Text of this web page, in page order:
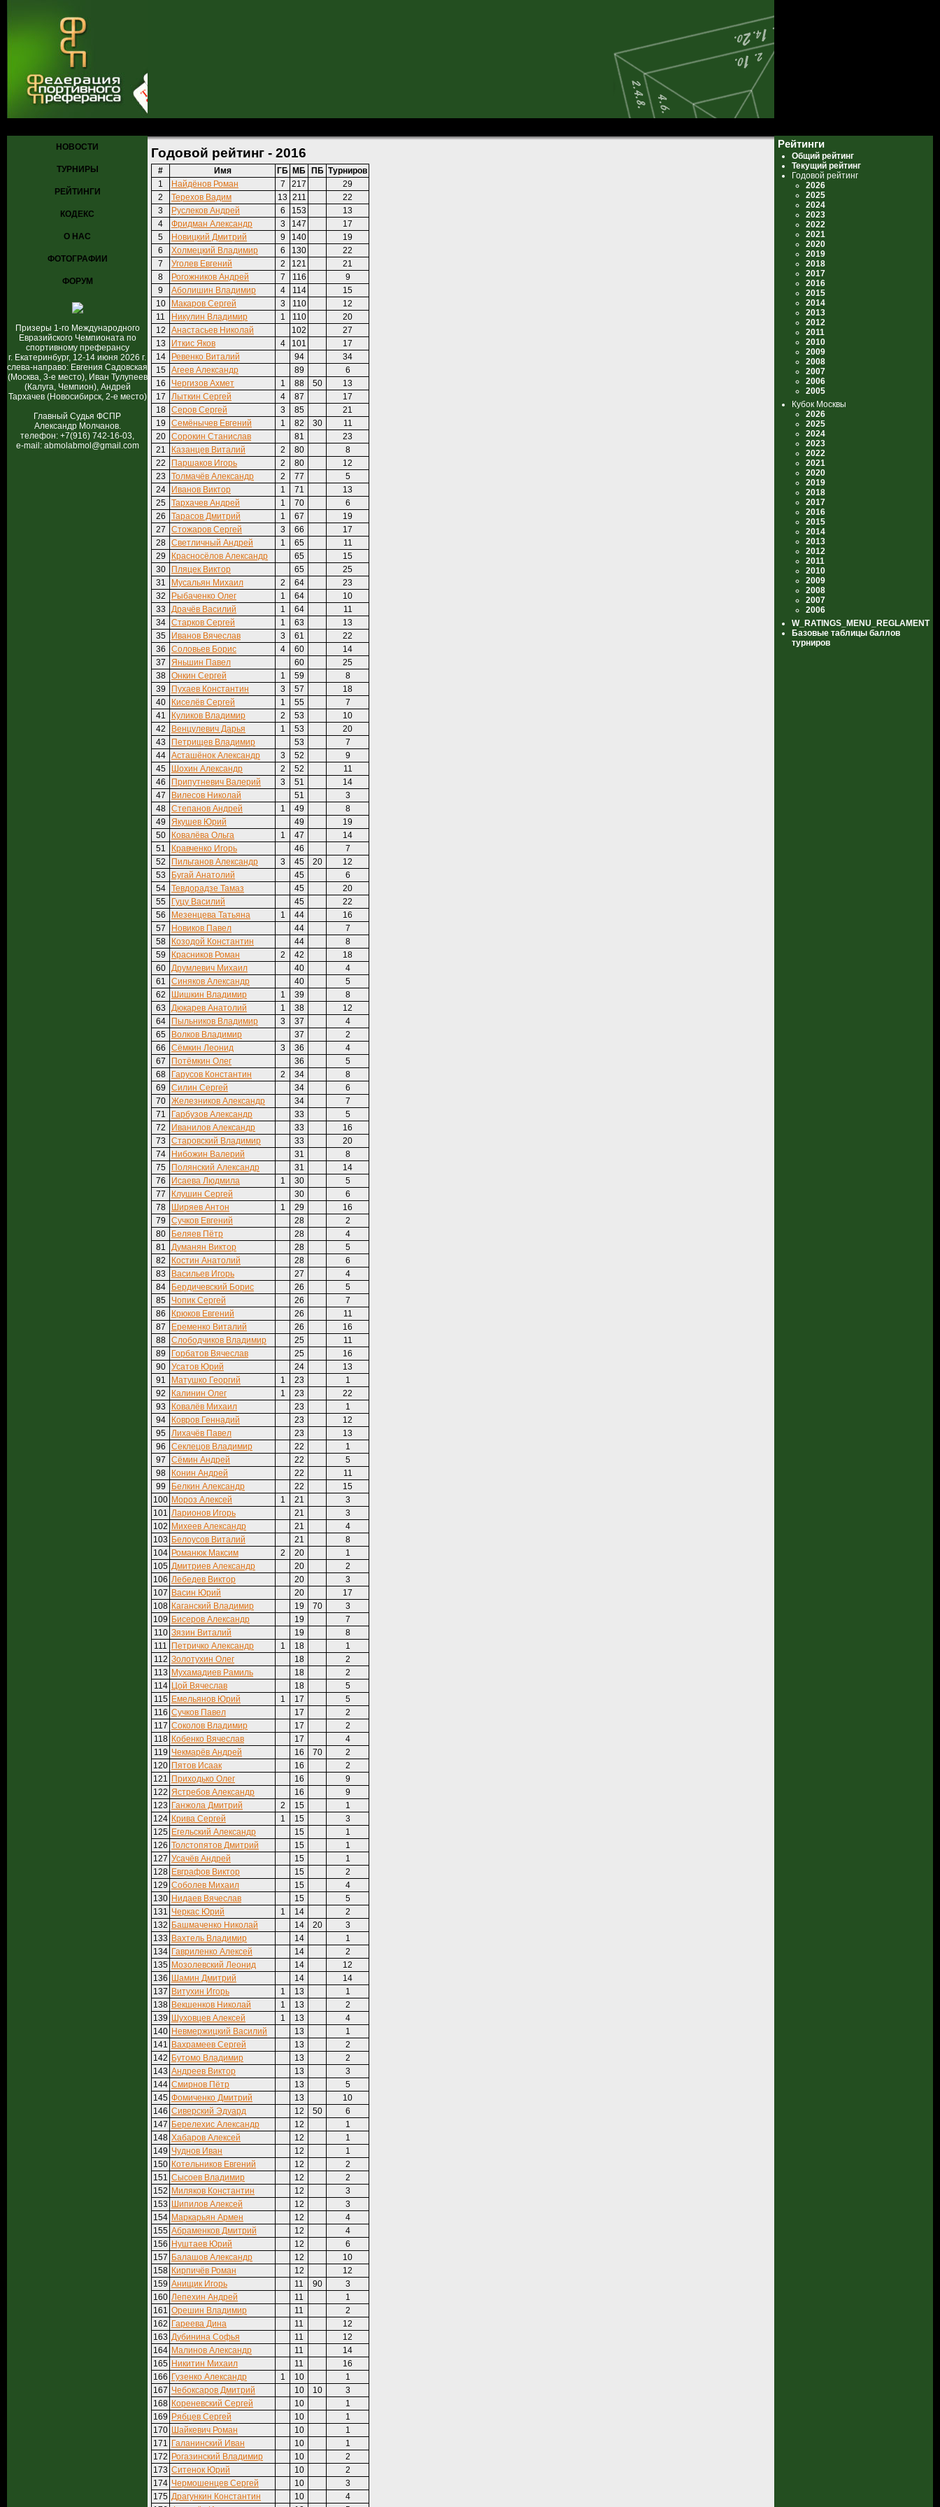
НОВОСТИ
ТУРНИРЫ
РЕЙТИНГИ
КОДЕКС
О НАС
ФОТОГРАФИИ
ФОРУМ
Призеры 1-го Международного
Евразийского Чемпионата по
спортивному преферансу
г. Екатеринбург, 12-14 июня 2026 г.
слева-направо: Евгения Садовская
(Москва, 3-е место), Иван Тулупеев
(Калуга, Чемпион), Андрей
Тархачев (Новосибирск, 2-е место)
Главный Судья ФСПР
Александр Молчанов.
телефон: +7(916) 742-16-03,
e-mail: abmolabmol@gmail.com
Годовой рейтинг - 2016
# Имя ГБ МБ ПБ Турниров
1
Найдёнов Роман 7 217
29
2
Терехов Вадим 13 211
22
3
Руслеков Андрей 6 153
13
4
Фридман Александр 3 147
17
5
Новицкий Дмитрий 9 140
19
6
Холмецкий Владимир 6 130
22
7
Уголев Евгений 2 121
21
8
Рогожников Андрей 7 116
9
9
Аболишин Владимир 4 114
15
10
Макаров Сергей 3 110
12
11
Никулин Владимир 1 110
20
12
Анастасьев Николай 102
27
13
Иткис Яков 4 101
17
14
Ревенко Виталий 94
34
15
Агеев Александр 89
6
16
Чергизов Ахмет 1 88 50
13
17
Лыткин Сергей 4 87
17
18
Серов Сергей 3 85
21
19
Семёнычев Евгений 1 82 30
11
20
Сорокин Станислав 81
23
21
Казанцев Виталий 2 80
8
22
Паршаков Игорь 2 80
12
23
Толмачёв Александр 2 77
5
24
Иванов Виктор 1 71
13
25
Тархачев Андрей 1 70
6
26
Тарасов Дмитрий 1 67
19
27
Стожаров Сергей 3 66
17
28
Светличный Андрей 1 65
11
29
Красносёлов Александр 65
15
30
Пляцек Виктор 65
25
31
Мусальян Михаил 2 64
23
32
Рыбаченко Олег 1 64
10
33
Драчёв Василий 1 64
11
34
Старков Сергей 1 63
13
35
Иванов Вячеслав 3 61
22
36
Соловьев Борис 4 60
14
37
Яньшин Павел 60
25
38
Онкин Сергей 1 59
8
39
Пухаев Константин 3 57
18
40
Киселёв Сергей 1 55
7
41
Куликов Владимир 2 53
10
42
Венцулевич Дарья 1 53
20
43
Петрищев Владимир 53
7
44
Асташёнок Александр 3 52
9
45
Шохин Александр 2 52
11
46
Припутневич Валерий 3 51
14
47
Вилесов Николай 51
3
48
Степанов Андрей 1 49
8
49
Якушев Юрий 49
19
50
Ковалёва Ольга 1 47
14
51
Кравченко Игорь 46
7
52
Пильганов Александр 3 45 20
12
53
Бугай Анатолий 45
6
54
Тевдорадзе Тамаз 45
20
55
Гуцу Василий 45
22
56
Мезенцева Татьяна 1 44
16
57
Новиков Павел 44
7
58
Козодой Константин 44
8
59
Красников Роман 2 42
18
60
Друмлевич Михаил 40
4
61
Синяков Александр 40
5
62
Шишкин Владимир 1 39
8
63
Дюкарев Анатолий 1 38
12
64
Пыльников Владимир 3 37
4
65
Волков Владимир 37
2
66
Сёмкин Леонид 3 36
4
67
Потёмкин Олег 36
5
68
Гарусов Константин 2 34
8
69
Силин Сергей 34
6
70
Железников Александр 34
7
71
Гарбузов Александр 33
5
72
Иванилов Александр 33
16
73
Старовский Владимир 33
20
74
Нибожин Валерий 31
8
75
Полянский Александр 31
14
76
Исаева Людмила 1 30
5
77
Клушин Сергей 30
6
78
Ширяев Антон 1 29
16
79
Сучков Евгений 28
2
80
Беляев Пётр 28
4
81
Думанян Виктор 28
5
82
Костин Анатолий 28
6
83
Васильев Игорь 27
4
84
Бердичевский Борис 26
5
85
Чопик Сергей 26
7
86
Крюков Евгений 26
11
87
Еременко Виталий 26
16
88
Слободчиков Владимир 25
11
89
Горбатов Вячеслав 25
16
90
Усатов Юрий 24
13
91
Матушко Георгий 1 23
1
92
Калинин Олег 1 23
22
93
Ковалёв Михаил 23
1
94
Ковров Геннадий 23
12
95
Лихачёв Павел 23
13
96
Секлецов Владимир 22
1
97
Сёмин Андрей 22
5
98
Конин Андрей 22
11
99
Белкин Александр 22
15
100 Мороз Алексей 1 21
3
101 Ларионов Игорь 21
3
102 Михеев Александр 21
4
103 Белоусов Виталий 21
8
104 Романюк Максим 2 20
1
105 Дмитриев Александр 20
2
106 Лебедев Виктор 20
3
107 Васин Юрий 20
17
108 Каганский Владимир 19 70
3
109 Бисеров Александр 19
7
110 Зязин Виталий 19
8
111
Петричко Александр 1 18
1
112 Золотухин Олег 18
2
113 Мухамадиев Рамиль 18
2
114 Цой Вячеслав 18
5
115 Емельянов Юрий 1 17
5
116 Сучков Павел 17
2
117 Соколов Владимир 17
2
118 Кобенко Вячеслав 17
4
119 Чекмарёв Андрей 16 70
2
120 Пятов Исаак 16
2
121 Приходько Олег 16
9
122 Ястребов Александр 16
9
123 Ганжола Дмитрий 2 15
1
124 Крива Сергей 1 15
3
125 Егельский Александр 15
1
126 Толстопятов Дмитрий 15
1
127 Усачёв Андрей 15
1
128 Евграфов Виктор 15
2
129 Соболев Михаил 15
4
130 Нидаев Вячеслав 15
5
131 Черкас Юрий 1 14
2
132 Башмаченко Николай 14 20
3
133 Вахтель Владимир 14
1
134 Гавриленко Алексей 14
2
135 Мозолевский Леонид 14
12
136 Шамин Дмитрий 14
14
137 Витухин Игорь 1 13
1
138 Векшенков Николай 1 13
2
139 Шуховцев Алексей 1 13
4
140 Невмержицкий Василий 13
1
141 Вахрамеев Сергей 13
2
142 Бутомо Владимир 13
2
143 Андреев Виктор 13
3
144 Смирнов Пётр 13
5
145 Фомиченко Дмитрий 13
10
146 Сиверский Эдуард 12 50
6
147 Берелехис Александр 12
1
148 Хабаров Алексей 12
1
149 Чуднов Иван 12
1
150 Котельников Евгений 12
2
151 Сысоев Владимир 12
2
152 Миляков Константин 12
3
153 Шипилов Алексей 12
3
154 Маркарьян Армен 12
4
155 Абраменков Дмитрий 12
4
156 Нуштаев Юрий 12
6
157 Балашов Александр 12
10
158 Кирпичёв Роман 12
12
159 Анищик Игорь 11 90
3
160 Лепехин Андрей 11
1
161 Орешин Владимир 11
2
162 Гареева Дина 11
12
163 Дубинина Софья 11
12
164 Малинов Александр 11
14
165 Никитин Михаил 11
16
166 Гузенко Александр 1 10
1
167 Чебоксаров Дмитрий 10 10
3
168 Кореневский Сергей 10
1
169 Рябцев Сергей 10
1
170 Шайкевич Роман 10
1
171 Галанинский Иван 10
1
172 Рогазинский Владимир 10
2
173 Ситенок Юрий 10
2
174 Чермошенцев Сергей 10
3
175 Драгункин Константин 10
4
Рейтинги
Общий рейтинг
Текущий рейтинг
Годовой рейтинг
2026
2025
2024
2023
2022
2021
2020
2019
2018
2017
2016
2015
2014
2013
2012
2011
2010
2009
2008
2007
2006
2005
Кубок Москвы
2026
2025
2024
2023
2022
2021
2020
2019
2018
2017
2016
2015
2014
2013
2012
2011
2010
2009
2008
2007
2006
W_RATINGS_MENU_REGLAMENT
Базовые таблицы баллов
турниров